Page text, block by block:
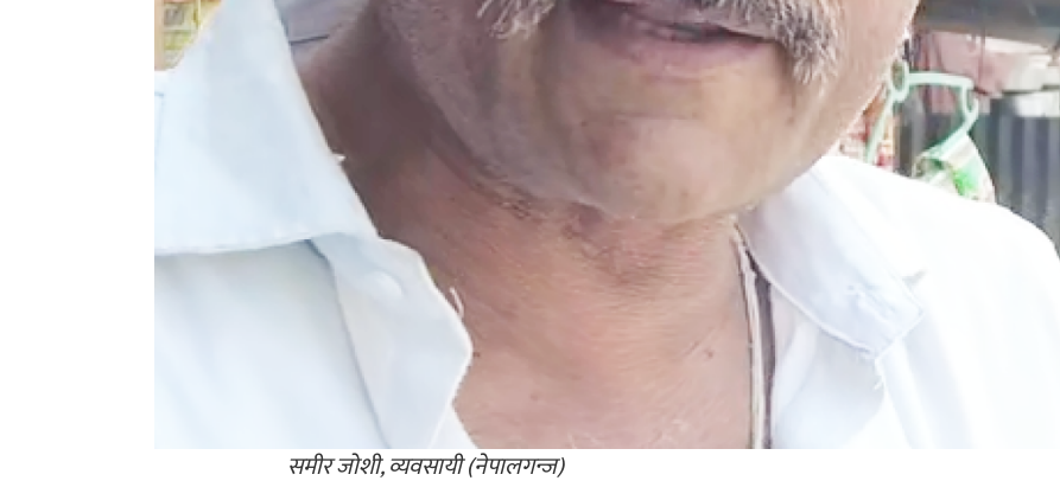
समीर जोशी, व्यवसायी (नेपालगन्ज)